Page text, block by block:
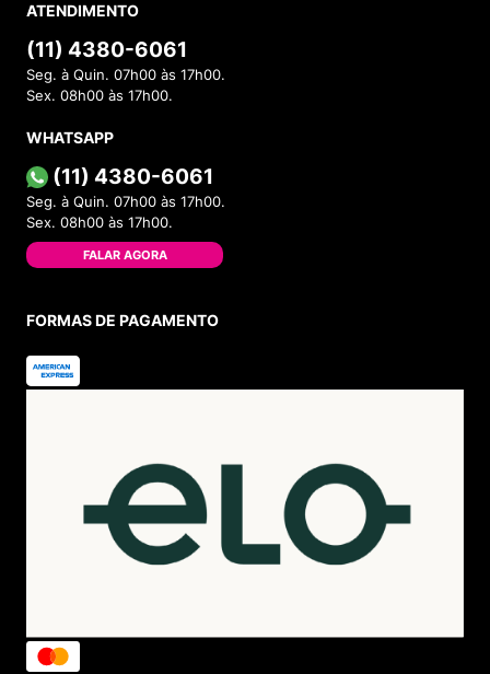
ATENDIMENTO
(11) 4380-6061
Seg. à Quin. 07h00 às 17h00.
Sex. 08h00 às 17h00.
WHATSAPP
(11) 4380-6061
Seg. à Quin. 07h00 às 17h00.
Sex. 08h00 às 17h00.
FALAR AGORA
FORMAS DE PAGAMENTO